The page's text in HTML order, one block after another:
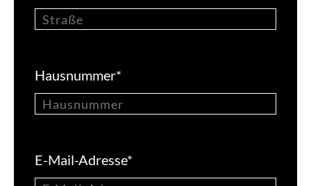
Hausnummer*
E-Mail-Adresse*